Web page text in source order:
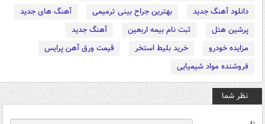
دانلود آهنگ جدید
بهترین جراح بینی ترمیمی
آهنگ های جدید
پرشین هتل
ثبت نام بیمه اربعین
آهنگ جدید
مزایده خودرو
خرید بلیط استخر
قیمت ورق آهن پرایس
فروشنده مواد شیمیایی
نظر شما